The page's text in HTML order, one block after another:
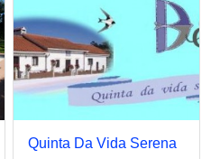
Quinta Da Vida Serena